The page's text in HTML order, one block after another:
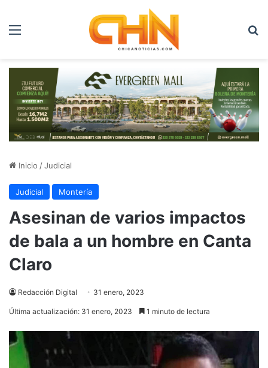
Menú
Inicio /Judicial
Judicial Montería
Asesinan de varios impactos
de bala a un hombre en Canta
Claro
Redacción Digital 31 enero, 2023
Última actualización: 31 enero, 2023 1 minuto de lectura